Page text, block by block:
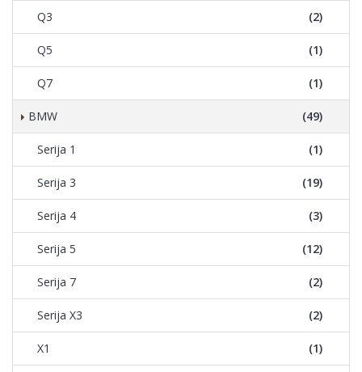
Q3 (2)
Q5 (1)
Q7 (1)
BMW (49)
Serija 1 (1)
Serija 3 (19)
Serija 4 (3)
Serija 5 (12)
Serija 7 (2)
Serija X3 (2)
X1 (1)